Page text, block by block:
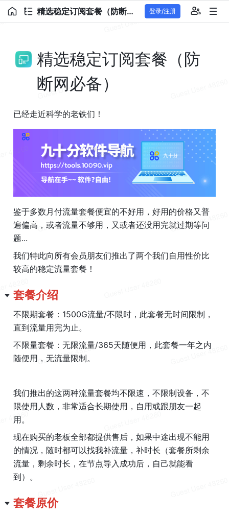
精选稳定订阅套餐（防断网必备） 登录/注册
精选稳定订阅套餐（防
断网必备）
已经走近科学的老铁们！
鉴于多数月付流量套餐便宜的不好用，好用的价格又普
遍偏高，或者流量不够用，又或者还没用完就过期等问
题...
我们特此向所有会员朋友们推出了两个我们自用性价比
较高的稳定流量套餐！
套餐介绍
不限期套餐：1500G流量/不限时，此套餐无时间限制，
直到流量用完为止。
不限量套餐：无限流量/365天随便用，此套餐一年之内
随便用，无流量限制。
我们推出的这两种流量套餐均不限速，不限制设备，不
限使用人数，非常适合长期使用，自用或跟朋友一起
用。
现在购买的老板全部都提供售后，如果中途出现不能用
的情况，随时都可以找我补流量，补时长（套餐所剩余
流量，剩余时长，在节点导入成功后，自己就能看
到）。
套餐原价